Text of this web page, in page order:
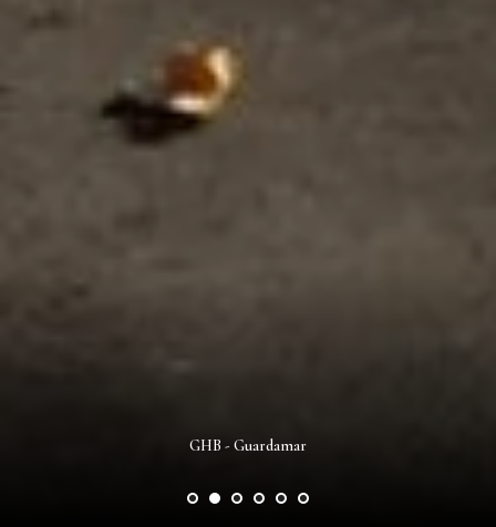
GHB - Guardamar